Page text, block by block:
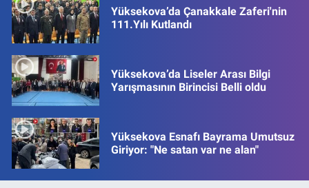
Yüksekova’da Çanakkale Zaferi'nin
111.Yılı Kutlandı
Yüksekova’da Liseler Arası Bilgi
Yarışmasının Birincisi Belli oldu
Yüksekova Esnafı Bayrama Umutsuz
Giriyor: "Ne satan var ne alan"